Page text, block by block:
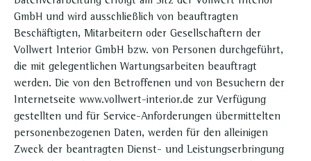
GmbH und wird ausschließlich von beauftragten
Beschäftigten, Mitarbeitern oder Gesellschaftern der
Vollwert Interior GmbH bzw. von Personen durchgeführt,
die mit gelegentlichen Wartungsarbeiten beauftragt
werden. Die von den Betroffenen und von Besuchern der
Internetseite www.vollwert-interior.de zur Verfügung
gestellten und für Service-Anforderungen übermittelten
personenbezogenen Daten, werden für den alleinigen
Zweck der beantragten Dienst- und Leistungserbringung